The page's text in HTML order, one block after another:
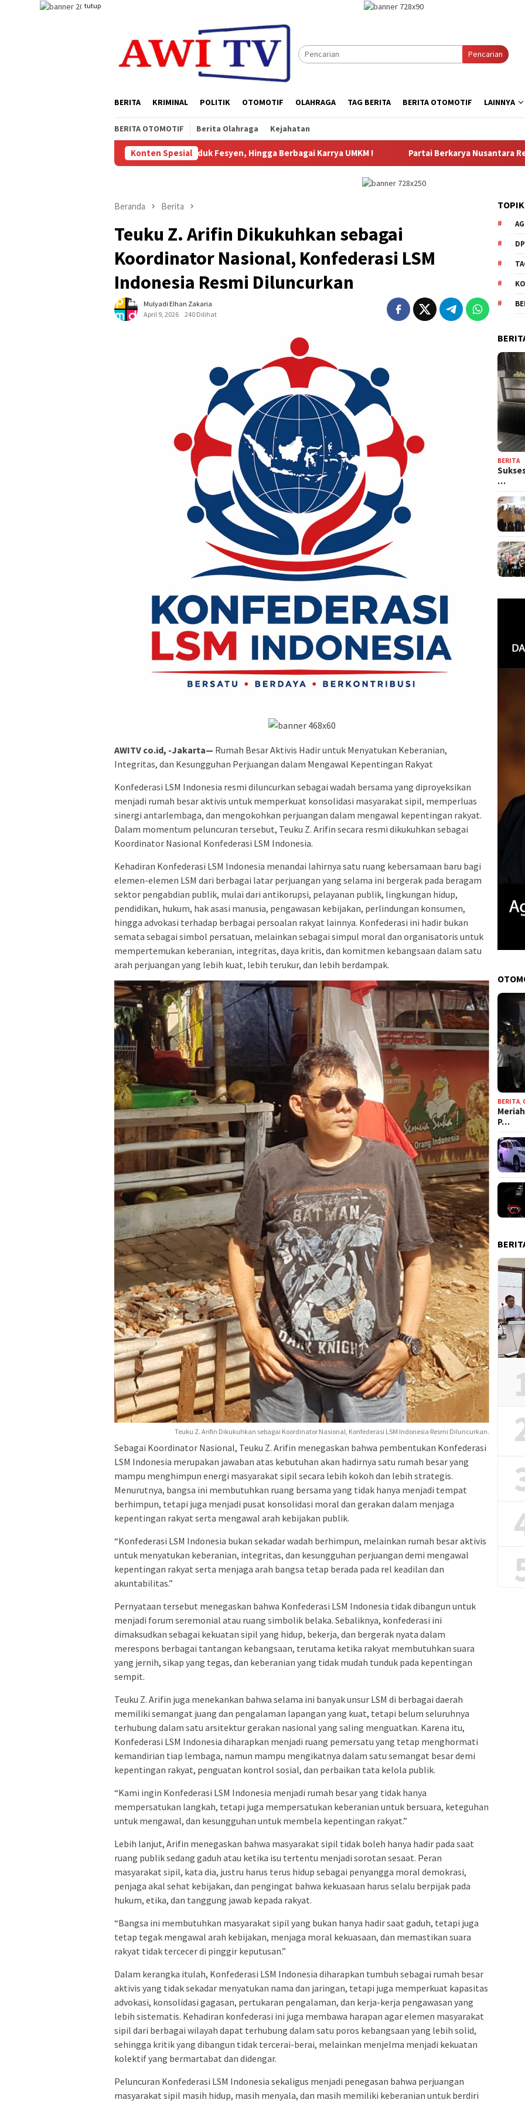
tutup
Pencarian
BERITA KRIMINAL POLITIK OTOMOTIF OLAHRAGA TAG BERITA BERITA OTOMOTIF LAINNYA
BERITA OTOMOTIF Berita Olahraga Kejahatan
Konten Spesial
Batik Khas Papua, Produk Fesyen, Hingga Berbagai Karrya UMKM ! Partai Berkarya Nusantara Resmi Dikomandoi
Beranda Berita
Teuku Z. Arifin Dikukuhkan sebagai
Koordinator Nasional, Konfederasi LSM
Indonesia Resmi Diluncurkan
Mulyadi Elhan Zakaria
April 9, 2026
240 Dilihat
AWITV co.id, -Jakarta— Rumah Besar Aktivis Hadir untuk Menyatukan Keberanian,
Integritas, dan Kesungguhan Perjuangan dalam Mengawal Kepentingan Rakyat
Konfederasi LSM Indonesia resmi diluncurkan sebagai wadah bersama yang diproyeksikan
menjadi rumah besar aktivis untuk memperkuat konsolidasi masyarakat sipil, memperluas
sinergi antarlembaga, dan mengokohkan perjuangan dalam mengawal kepentingan rakyat.
Dalam momentum peluncuran tersebut, Teuku Z. Arifin secara resmi dikukuhkan sebagai
Koordinator Nasional Konfederasi LSM Indonesia.
Kehadiran Konfederasi LSM Indonesia menandai lahirnya satu ruang kebersamaan baru bagi
elemen-elemen LSM dari berbagai latar perjuangan yang selama ini bergerak pada beragam
sektor pengabdian publik, mulai dari antikorupsi, pelayanan publik, lingkungan hidup,
pendidikan, hukum, hak asasi manusia, pengawasan kebijakan, perlindungan konsumen,
hingga advokasi terhadap berbagai persoalan rakyat lainnya. Konfederasi ini hadir bukan
semata sebagai simbol persatuan, melainkan sebagai simpul moral dan organisatoris untuk
mempertemukan keberanian, integritas, daya kritis, dan komitmen kebangsaan dalam satu
arah perjuangan yang lebih kuat, lebih terukur, dan lebih berdampak.
Teuku Z. Arifin Dikukuhkan sebagai Koordinator Nasional, Konfederasi LSM Indonesia Resmi Diluncurkan.
Sebagai Koordinator Nasional, Teuku Z. Arifin menegaskan bahwa pembentukan Konfederasi
LSM Indonesia merupakan jawaban atas kebutuhan akan hadirnya satu rumah besar yang
mampu menghimpun energi masyarakat sipil secara lebih kokoh dan lebih strategis.
Menurutnya, bangsa ini membutuhkan ruang bersama yang tidak hanya menjadi tempat
berhimpun, tetapi juga menjadi pusat konsolidasi moral dan gerakan dalam menjaga
kepentingan rakyat serta mengawal arah kebijakan publik.
“Konfederasi LSM Indonesia bukan sekadar wadah berhimpun, melainkan rumah besar aktivis
untuk menyatukan keberanian, integritas, dan kesungguhan perjuangan demi mengawal
kepentingan rakyat serta menjaga arah bangsa tetap berada pada rel keadilan dan
akuntabilitas.”
Pernyataan tersebut menegaskan bahwa Konfederasi LSM Indonesia tidak dibangun untuk
menjadi forum seremonial atau ruang simbolik belaka. Sebaliknya, konfederasi ini
dimaksudkan sebagai kekuatan sipil yang hidup, bekerja, dan bergerak nyata dalam
merespons berbagai tantangan kebangsaan, terutama ketika rakyat membutuhkan suara
yang jernih, sikap yang tegas, dan keberanian yang tidak mudah tunduk pada kepentingan
sempit.
Teuku Z. Arifin juga menekankan bahwa selama ini banyak unsur LSM di berbagai daerah
memiliki semangat juang dan pengalaman lapangan yang kuat, tetapi belum seluruhnya
terhubung dalam satu arsitektur gerakan nasional yang saling menguatkan. Karena itu,
Konfederasi LSM Indonesia diharapkan menjadi ruang pemersatu yang tetap menghormati
kemandirian tiap lembaga, namun mampu mengikatnya dalam satu semangat besar demi
kepentingan rakyat, penguatan kontrol sosial, dan perbaikan tata kelola publik.
“Kami ingin Konfederasi LSM Indonesia menjadi rumah besar yang tidak hanya
mempersatukan langkah, tetapi juga mempersatukan keberanian untuk bersuara, keteguhan
untuk mengawal, dan kesungguhan untuk membela kepentingan rakyat.”
Lebih lanjut, Arifin menegaskan bahwa masyarakat sipil tidak boleh hanya hadir pada saat
ruang publik sedang gaduh atau ketika isu tertentu menjadi sorotan sesaat. Peran
masyarakat sipil, kata dia, justru harus terus hidup sebagai penyangga moral demokrasi,
penjaga akal sehat kebijakan, dan pengingat bahwa kekuasaan harus selalu berpijak pada
hukum, etika, dan tanggung jawab kepada rakyat.
“Bangsa ini membutuhkan masyarakat sipil yang bukan hanya hadir saat gaduh, tetapi juga
tetap tegak mengawal arah kebijakan, menjaga moral kekuasaan, dan memastikan suara
rakyat tidak tercecer di pinggir keputusan.”
Dalam kerangka itulah, Konfederasi LSM Indonesia diharapkan tumbuh sebagai rumah besar
aktivis yang tidak sekadar menyatukan nama dan jaringan, tetapi juga memperkuat kapasitas
advokasi, konsolidasi gagasan, pertukaran pengalaman, dan kerja-kerja pengawasan yang
lebih sistematis. Kehadiran konfederasi ini juga membawa harapan agar elemen masyarakat
sipil dari berbagai wilayah dapat terhubung dalam satu poros kebangsaan yang lebih solid,
sehingga kritik yang dibangun tidak tercerai-berai, melainkan menjelma menjadi kekuatan
kolektif yang bermartabat dan didengar.
Peluncuran Konfederasi LSM Indonesia sekaligus menjadi penegasan bahwa perjuangan
masyarakat sipil masih hidup, masih menyala, dan masih memiliki keberanian untuk berdiri
BERITA
…
BERITA,
P…